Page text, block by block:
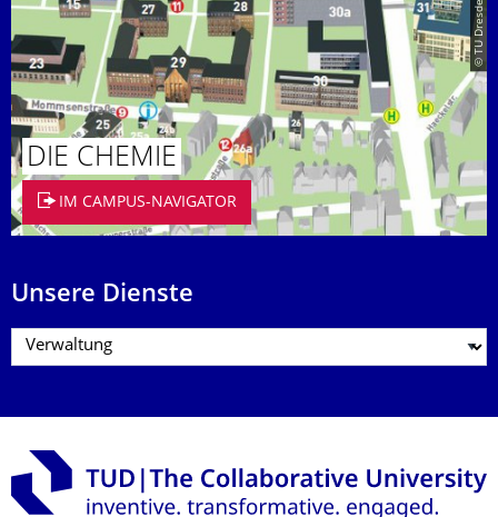
© TU Dresden
DIE CHEMIE
IM CAMPUS-NAVIGATOR
Unsere Dienste